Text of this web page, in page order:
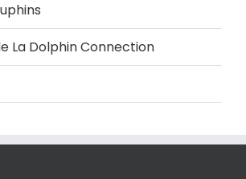
La Dolphin Connection